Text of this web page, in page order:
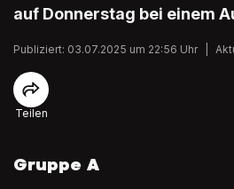
auf Donnerstag bei einem
Publiziert: 03.07.2025 um 22:56 Uhr
Teilen
Gruppe A